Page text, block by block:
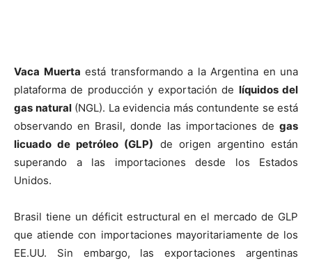
Vaca Muerta está transformando a la Argentina en una
plataforma de producción y exportación de líquidos del
gas natural(NGL). La evidencia más contundente se está
observando en Brasil, donde las importaciones de gas
licuado de petróleo (GLP) de origen argentino están
superando a las importaciones desde los Estados
Unidos.
Brasil tiene un déficit estructural en el mercado de GLP
que atiende con importaciones mayoritariamente de los
EE.UU. Sin embargo, las exportaciones argentinas